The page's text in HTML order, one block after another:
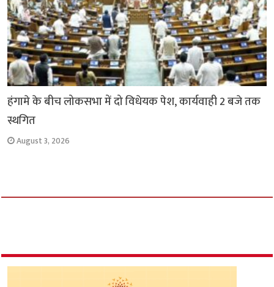
हंगामे के बीच लोकसभा में दो विधेयक पेश, कार्यवाही 2 बजे तक
स्थगित
August 3, 2026